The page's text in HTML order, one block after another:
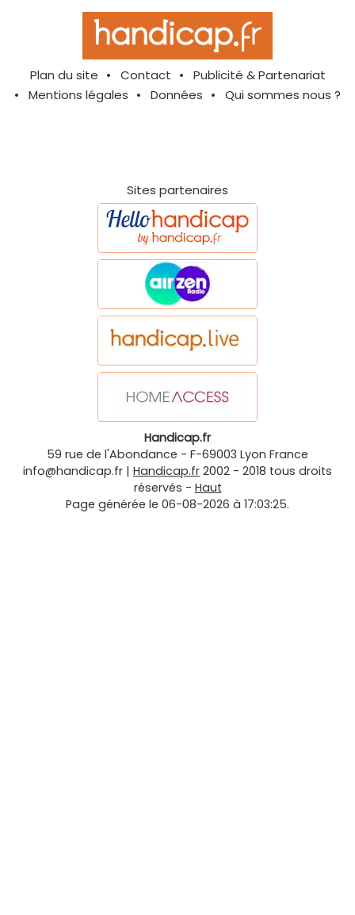
Plan du site Contact
Publicité & Partenariat
Mentions légales
Données Qui sommes nous ?
Sites partenaires
Handicap.fr
59 rue de l'Abondance - F-69003 Lyon France
info@handicap.fr | Handicap.fr 2002 - 2018 tous droits
réservés - Haut
Page générée le 06-08-2026 à 17:03:25.